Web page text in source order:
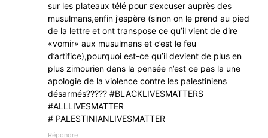
sur les plateaux télé pour s’excuser auprès des
musulmans,enfin j’espère (sinon on le prend au pied
de la lettre et ont transpose ce qu’il vient de dire
«vomir» aux musulmans et c’est le feu
d’artifice),pourquoi est-ce qu’il devient de plus en
plus zimourien dans la pensée n’est ce pas la une
apologie de la violence contre les palestiniens
désarmés????? #BLACKLIVESMATTERS
#ALLLIVESMATTER
# PALESTINIANLIVESMATTER
Répondre